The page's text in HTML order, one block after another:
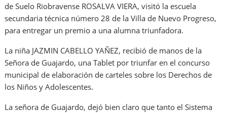
de Suelo Riobravense ROSALVA VIERA, visitó la escuela
secundaria técnica número 28 de la Villa de Nuevo Progreso,
para entregar un premio a una alumna triunfadora.
La niña JAZMIN CABELLO YAÑEZ, recibió de manos de la
Señora de Guajardo, una Tablet por triunfar en el concurso
municipal de elaboración de carteles sobre los Derechos de
los Niños y Adolescentes.
La señora de Guajardo, dejó bien claro que tanto el Sistema